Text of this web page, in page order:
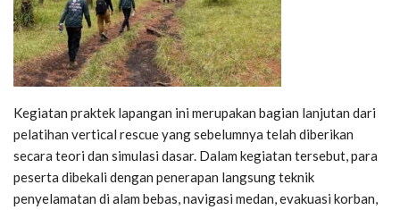
Kegiatan praktek lapangan ini merupakan bagian lanjutan dari
pelatihan vertical rescue yang sebelumnya telah diberikan
secara teori dan simulasi dasar. Dalam kegiatan tersebut, para
peserta dibekali dengan penerapan langsung teknik
penyelamatan di alam bebas, navigasi medan, evakuasi korban,